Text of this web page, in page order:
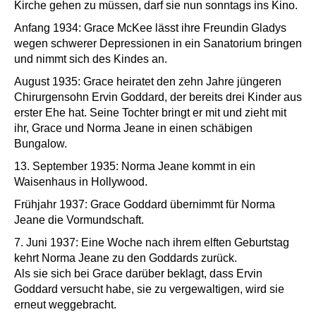
Kirche gehen zu müssen, darf sie nun sonntags ins Kino.
Anfang 1934: Grace McKee lässt ihre Freundin Gladys
wegen schwerer Depressionen in ein Sanatorium bringen
und nimmt sich des Kindes an.
August 1935: Grace heiratet den zehn Jahre jüngeren
Chirurgensohn Ervin Goddard, der bereits drei Kinder aus
erster Ehe hat. Seine Tochter bringt er mit und zieht mit
ihr, Grace und Norma Jeane in einen schäbigen
Bungalow.
13. September 1935: Norma Jeane kommt in ein
Waisenhaus in Hollywood.
Frühjahr 1937: Grace Goddard übernimmt für Norma
Jeane die Vormundschaft.
7. Juni 1937: Eine Woche nach ihrem elften Geburtstag
kehrt Norma Jeane zu den Goddards zurück.
Als sie sich bei Grace darüber beklagt, dass Ervin
Goddard versucht habe, sie zu vergewaltigen, wird sie
erneut weggebracht.